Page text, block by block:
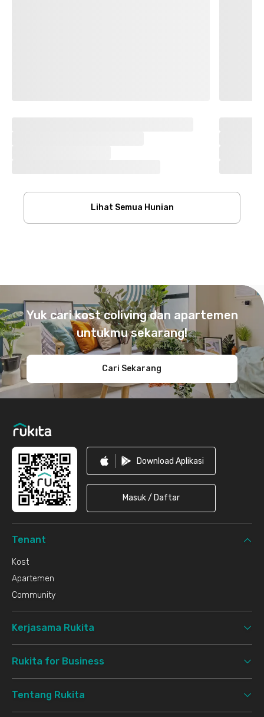
Lihat Semua Hunian
Yuk cari kost coliving dan apartemen
untukmu sekarang!
Cari Sekarang
Download Aplikasi
Masuk / Daftar
Tenant
Kost
Apartemen
Community
Kerjasama Rukita
Rukita for Business
Tentang Rukita